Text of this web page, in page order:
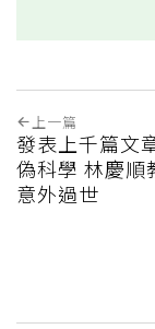
上一篇
發表上千篇文
偽科學 林慶順
意外過世